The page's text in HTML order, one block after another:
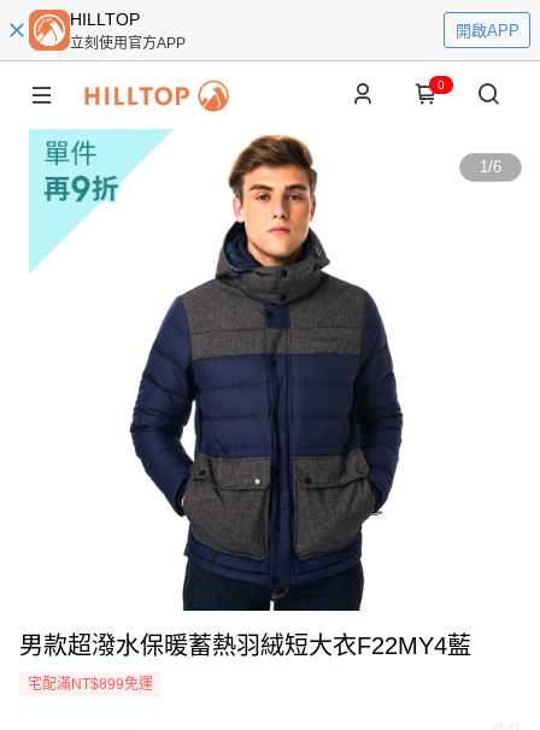
HILLTOP
立刻使用官方APP
開啟APP
0
1/6
男款超潑水保暖蓄熱羽絨短大衣F22MY4藍
宅配滿NT$899免運